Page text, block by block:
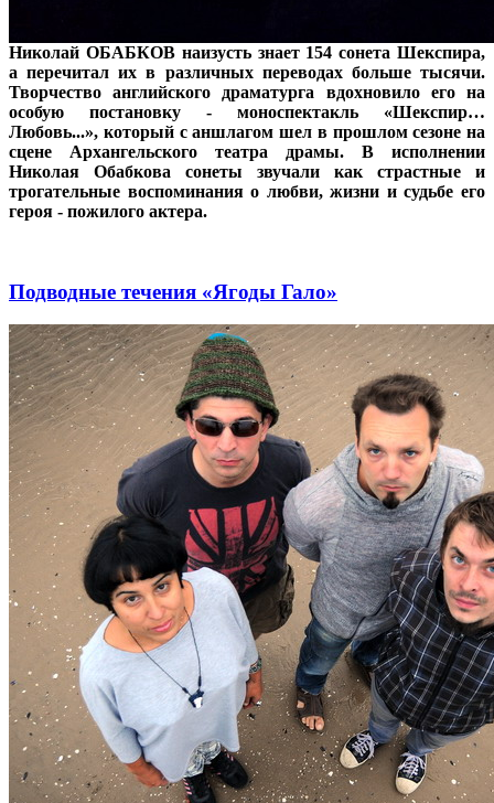
Николай ОБАБКОВ наизусть знает 154 сонета Шекспира,
а перечитал их в различных переводах больше тысячи.
Творчество английского драматурга вдохновило его на
особую постановку - моноспектакль «Шекспир…
Любовь...», который с аншлагом шел в прошлом сезоне на
сцене Архангельского театра драмы. В исполнении
Николая Обабкова сонеты звучали как страстные и
трогательные воспоминания о любви, жизни и судьбе его
героя - пожилого актера.
Подводные течения «Ягоды Гало»